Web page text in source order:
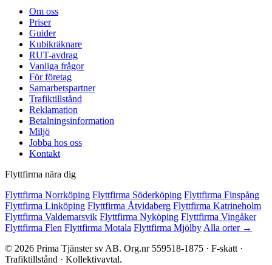
Om oss
Priser
Guider
Kubikräknare
RUT-avdrag
Vanliga frågor
För företag
Samarbetspartner
Trafiktillstånd
Reklamation
Betalningsinformation
Miljö
Jobba hos oss
Kontakt
Flyttfirma nära dig
Flyttfirma Norrköping Flyttfirma Söderköping Flyttfirma Finspång
Flyttfirma Linköping Flyttfirma Åtvidaberg Flyttfirma Katrineholm
Flyttfirma Valdemarsvik Flyttfirma Nyköping Flyttfirma Vingåker
Flyttfirma Flen Flyttfirma Motala Flyttfirma Mjölby Alla orter →
© 2026 Prima Tjänster sv AB. Org.nr 559518-1875 · F-skatt ·
Trafiktillstånd · Kollektivavtal.